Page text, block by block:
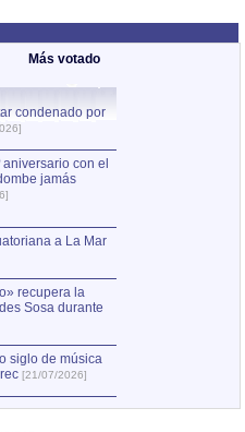
Más votado
condenado por
con el
jamás
a La Mar
recupera la
Sosa durante
siglo de música
[21/07/2026]